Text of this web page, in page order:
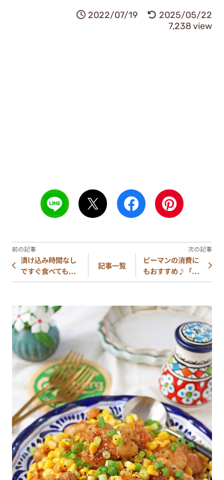
2022/07/19
2025/05/22
7,238 view
漬け込み時間なし
ですぐ食べても...
記事一覧
ピーマンの消費に
もおすすめ♪「...